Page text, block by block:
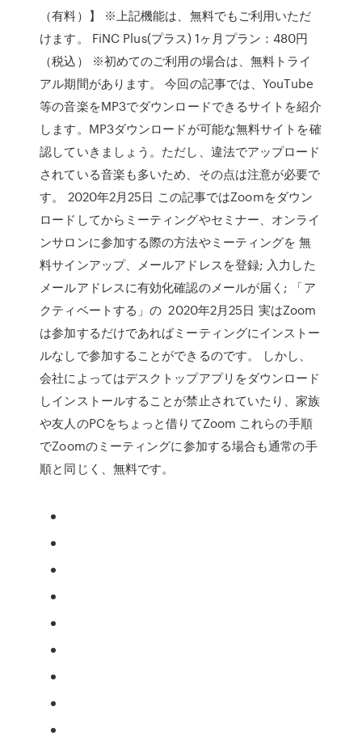
（有料）】 ※上記機能は、無料でもご利用いただ
けます。 FiNC Plus(プラス) 1ヶ月プラン：480円
（税込） ※初めてのご利用の場合は、無料トライ
アル期間があります。 今回の記事では、YouTube
等の音楽をMP3でダウンロードできるサイトを紹介
します。MP3ダウンロードが可能な無料サイトを確
認していきましょう。ただし、違法でアップロード
されている音楽も多いため、その点は注意が必要で
す。 2020年2月25日 この記事ではZoomをダウン
ロードしてからミーティングやセミナー、オンライ
ンサロンに参加する際の方法やミーティングを 無
料サインアップ、メールアドレスを登録; 入力した
メールアドレスに有効化確認のメールが届く; 「ア
クティベートする」の 2020年2月25日 実はZoom
は参加するだけであればミーティングにインストー
ルなしで参加することができるのです。 しかし、
会社によってはデスクトップアプリをダウンロード
しインストールすることが禁止されていたり、家族
や友人のPCをちょっと借りてZoom これらの手順
でZoomのミーティングに参加する場合も通常の手
順と同じく、無料です。